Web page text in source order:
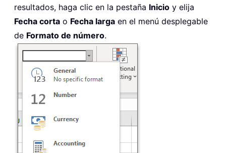
resultados, haga clic en la pestaña Inicio y elija
Fecha corta o Fecha larga en el menú desplegable
de Formato de número.